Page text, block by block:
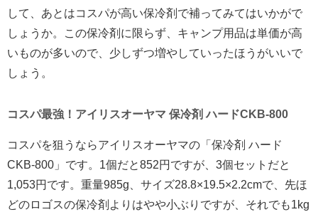
して、あとはコスパが高い保冷剤で補ってみてはいかがで
しょうか。この保冷剤に限らず、キャンプ用品は単価が高
いものが多いので、少しずつ増やしていったほうがいいで
しょう。
コスパ最強！アイリスオーヤマ 保冷剤 ハードCKB-800
コスパを狙うならアイリスオーヤマの「保冷剤 ハード
CKB-800」です。1個だと852円ですが、3個セットだと
1,053円です。重量985g、サイズ28.8×19.5×2.2cmで、先ほ
どのロゴスの保冷剤よりはやや小ぶりですが、それでも1kg